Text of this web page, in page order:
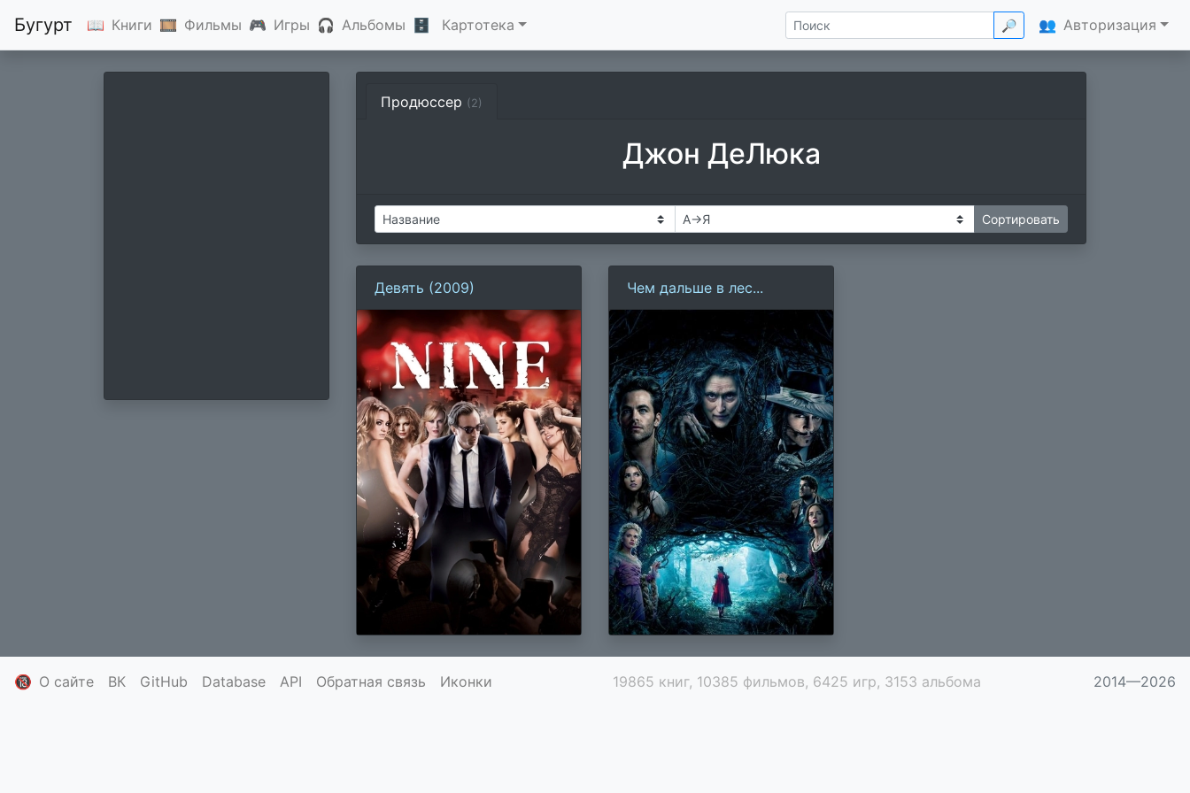
Бугурт 📖 Книги 🎞 Фильмы 🎮 Игры 🎧 Альбомы 🗄 Картотека 🔎 👥 Авторизация
Продюссер (2)
Джон ДеЛюка
Девять (2009) Чем дальше в лес...
🔞 О сайте ВК GitHub Database API Обратная связь Иконки 19865 книг, 10385 фильмов, 6425 игр, 3153 альбома 2014—2026